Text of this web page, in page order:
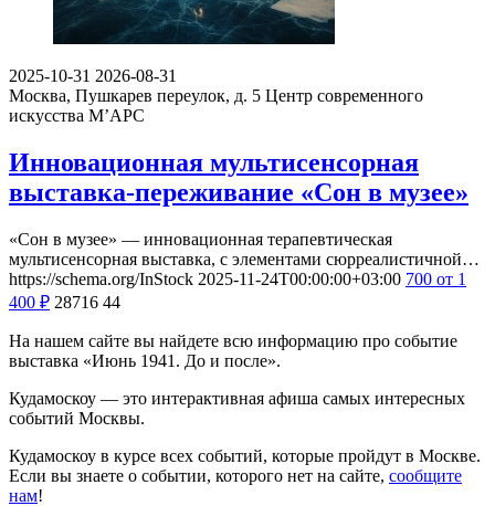
2025-10-31 2026-08-31
Москва, Пушкарев переулок, д. 5 Центр современного
искусства М’АРС
Инновационная мультисенсорная
выставка-переживание «Сон в музее»
«Сон в музее» — инновационная терапевтическая
мультисенсорная выставка, с элементами сюрреалистичной…
https://schema.org/InStock 2025-11-24T00:00:00+03:00 700 от 1
400 ₽ 28716 44
На нашем сайте вы найдете всю информацию про событие
выставка «Июнь 1941. До и после».
Кудамоскоу — это интерактивная афиша самых интересных
событий Москвы.
Кудамоскоу в курсе всех событий, которые пройдут в Москве.
Если вы знаете о событии, которого нет на сайте, сообщите
нам!